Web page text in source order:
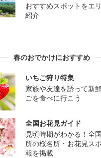
おすすめスポットをエ
紹介
春のおでかけにおすすめ
いちご狩り特集
家族や友達を誘って新
ごを食べに行こう
全国お花見ガイド
見頃時期がわかる！全
所の桜名所・お花見ス
報を掲載